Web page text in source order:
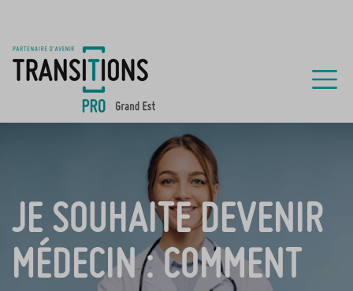
JE SOUHAITE DEVENIR
MÉDECIN : COMMENT